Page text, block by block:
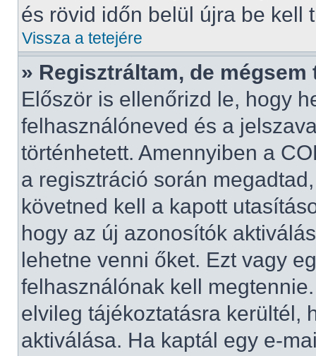
és rövid időn belül újra be kell
Vissza a tetejére
» Regisztráltam, de mégsem
Először is ellenőrizd le, hogy
felhasználóneved és a
történhetett. Amennyiben a
a regisztráció során
követned kell a kapott
hogy az új azonosítók
lehetne venni őket. Ezt vagy
felhasználónak kell
elvileg tájékoztatásra kerültél,
aktiválása. Ha kaptál egy e-